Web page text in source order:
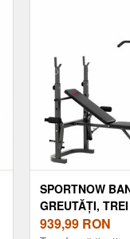
SPORTNOW
GREUTĂȚI, TREI
SUPORTURI
939,99 RON